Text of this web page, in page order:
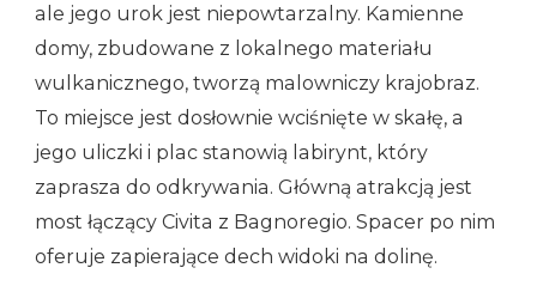
ale jego urok jest niepowtarzalny. Kamienne
domy, zbudowane z lokalnego materiału
wulkanicznego, tworzą malowniczy krajobraz.
To miejsce jest dosłownie wciśnięte w skałę, a
jego uliczki i plac stanowią labirynt, który
zaprasza do odkrywania. Główną atrakcją jest
most łączący Civita z Bagnoregio. Spacer po nim
oferuje zapierające dech widoki na dolinę.